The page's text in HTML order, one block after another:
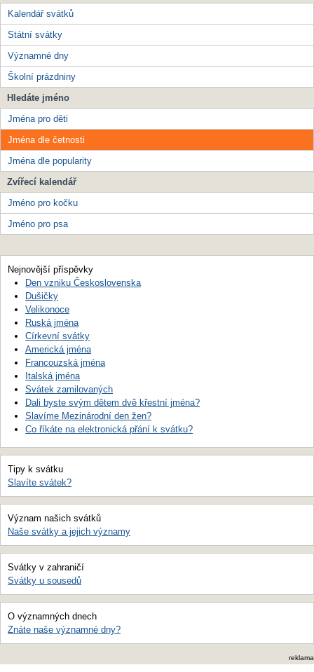
Kalendář svátků
Státní svátky
Významné dny
Školní prázdniny
Hledáte jméno
Jména pro děti
Jména dle četnosti
Jména dle popularity
Zvířecí kalendář
Jméno pro kočku
Jméno pro psa
Nejnovější příspěvky
Den vzniku Československa
Dušičky
Velikonoce
Ruská jména
Církevní svátky
Americká jména
Francouzská jména
Italská jména
Svátek zamilovaných
Dali byste svým dětem dvě křestní jména?
Slavíme Mezinárodní den žen?
Co říkáte na elektronická přání k svátku?
Tipy k svátku
Slavíte svátek?
Význam našich svátků
Naše svátky a jejich významy
Svátky v zahraničí
Svátky u sousedů
O významných dnech
Znáte naše významné dny?
reklama